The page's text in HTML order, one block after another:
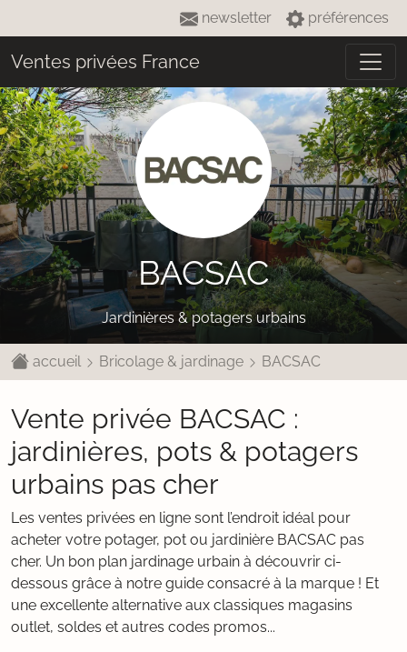
newsletter préférences
Ventes privées France
BACSAC
Jardinières & potagers urbains
accueil Bricolage & jardinage BACSAC
Vente privée BACSAC :
jardinières, pots & potagers
urbains pas cher
Les ventes privées en ligne sont l’endroit idéal pour
acheter votre potager, pot ou jardinière BACSAC pas
cher. Un bon plan jardinage urbain à découvrir ci-
dessous grâce à notre guide consacré à la marque ! Et
une excellente alternative aux classiques magasins
outlet, soldes et autres codes promos...